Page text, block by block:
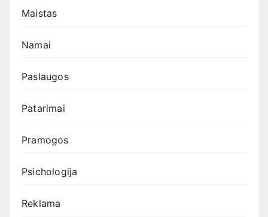
Maistas
Namai
Paslaugos
Patarimai
Pramogos
Psichologija
Reklama